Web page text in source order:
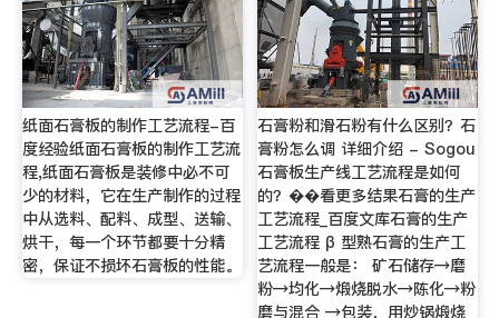
纸面石膏板的制作工艺流程-百
度经验纸面石膏板的制作工艺流
程,纸面石膏板是装修中必不可
少的材料，它在生产制作的过程
中从选料、配料、成型、送输、
烘干，每一个环节都要十分精
密，保证不损坏石膏板的性能。
石膏粉和滑石粉有什么区别？石
膏粉怎么调 详细介绍 - Sogou
石膏板生产线工艺流程是如何
的？��看更多结果石膏的生产
工艺流程_百度文库石膏的生产
工艺流程 β 型熟石膏的生产工
艺流程一般是： 矿石储存→磨
粉→均化→煅烧脱水→陈化→粉
磨与混合 →包装，用炒锅煅烧